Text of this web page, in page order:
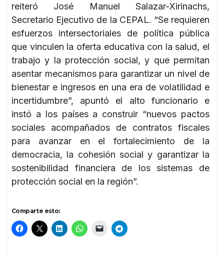
reiteró José Manuel Salazar-Xirinachs,
Secretario Ejecutivo de la CEPAL. “Se requieren
esfuerzos intersectoriales de política pública
que vinculen la oferta educativa con la salud, el
trabajo y la protección social, y que permitan
asentar mecanismos para garantizar un nivel de
bienestar e ingresos en una era de volatilidad e
incertidumbre”, apuntó el alto funcionario e
instó a los países a construir “nuevos pactos
sociales acompañados de contratos fiscales
para avanzar en el fortalecimiento de la
democracia, la cohesión social y garantizar la
sostenibilidad financiera de los sistemas de
protección social en la región”.
Comparte esto: